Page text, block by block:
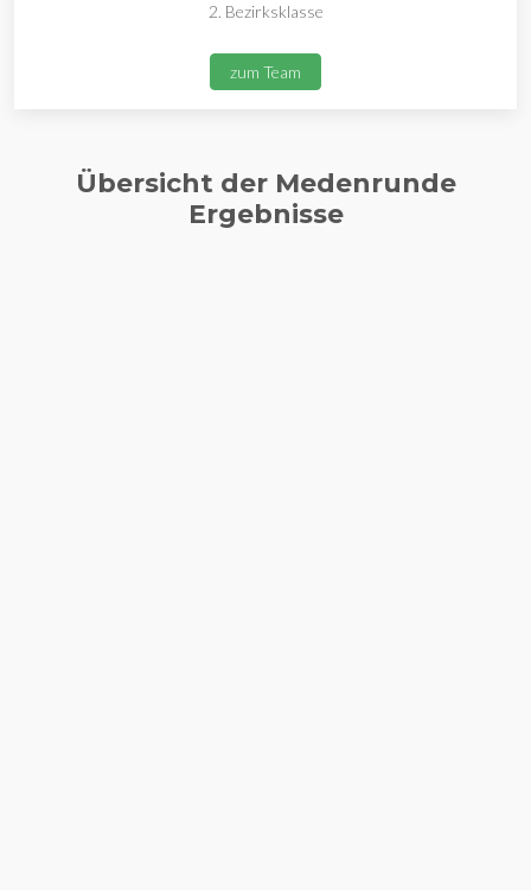
2. Bezirksklasse
zum Team
Übersicht der Medenrunde
Ergebnisse